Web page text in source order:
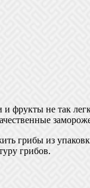
фрукты не так
грибы из
грибов.